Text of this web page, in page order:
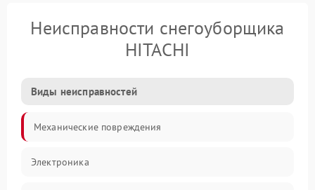
Неисправности снегоуборщика
HITACHI
Виды неисправностей
Механические повреждения
Электроника